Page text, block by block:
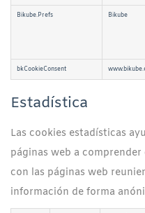
Bikube.Prefs Bikube
bkCookieConsent
Estadística
Las cookies estadísticas
páginas web a
con las páginas web
información de forma